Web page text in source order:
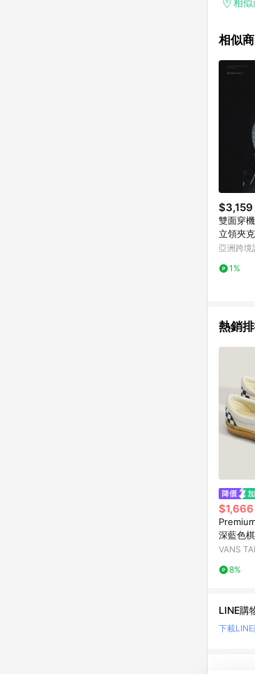
面顯示
品資料
準。 9.
贈點回
紅包頁
相似
相似
$3,159
雙面穿
立領夾
亞洲跨境
1%
熱銷
$1,666
深藍色
VANS
8%
LINE購
下載